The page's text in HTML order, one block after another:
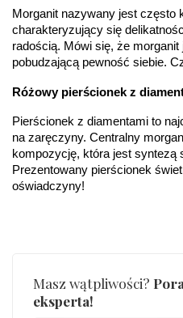
diamentów
(łącznie):
Barwa:
Czystość:
POZOSTAŁE KAMIENIE
kamieni:
Liczba kamieni:
Szlif kamieni:
Masa kamieni
(łącznie):
Bezpieczeństwo
- rodzaj
ostrzeżenia:
Nie nadaje się
,Elementy w
Morganit nazywany jest często
charakteryzujący się
radością. Mówi się, że
pobudzającą pewność siebie.
Różowy pierścionek z
Pierścionek z diamentami to
na zaręczyny. Centralny
kompozycję, która jest syntezą
Prezentowany pierścionek
oświadczyny!
Masz wątpliwości?
eksperta!